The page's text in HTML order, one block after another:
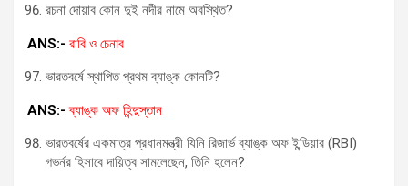
রচনা দোয়াব কোন দুই নদীর নামে অবস্থিত?
ANS:- রাবি ও চেনাব
ভারতবর্ষে স্থাপিত প্রথম ব্যাঙ্ক কোনটি?
ANS:-ব্যাঙ্ক অফ হিন্দুস্তান
ভারতবর্ষের একমাত্র প্রধানমন্ত্রী যিনি রিজার্ভ ব্যাঙ্ক অফ ইন্ডিয়ার (RBI)
গভর্নর হিসাবে দায়িত্ব সামলেছেন, তিনি হলেন?